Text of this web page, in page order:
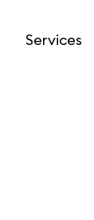
Services